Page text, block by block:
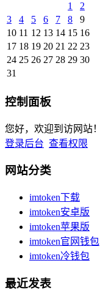
1
2
3
4 5 6 7 8
9
10 11 12 13 14 15 16
17 18 19 20 21 22 23
24 25 26 27 28 29 30
31
控制面板
您好，欢迎到访网站！
登录后台 查看权限
网站分类
imtoken下载
imtoken安卓版
imtoken苹果版
imtoken官网钱包
imtoken冷钱包
最近发表